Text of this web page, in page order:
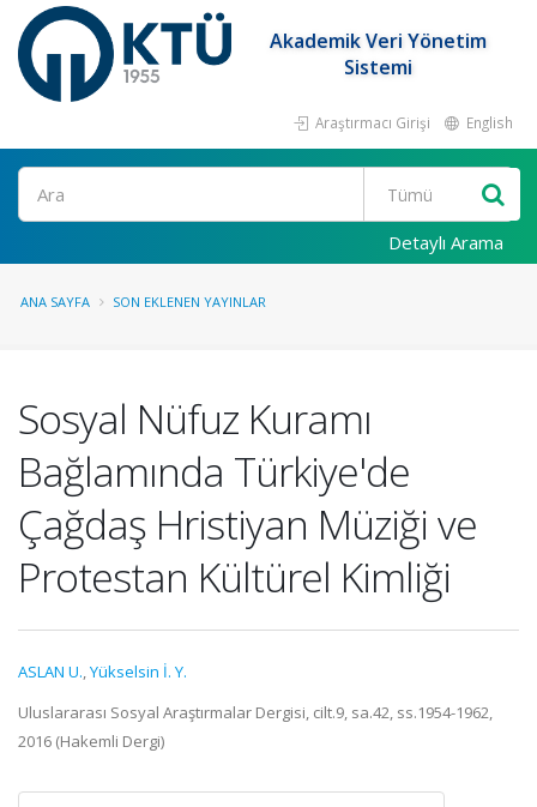
Akademik Veri Yönetim
Sistemi
Araştırmacı Girişi English
Ara
Detaylı Arama
ANA SAYFA SON EKLENEN YAYINLAR
Sosyal Nüfuz Kuramı
Bağlamında Türkiye'de
Çağdaş Hristiyan Müziği ve
Protestan Kültürel Kimliği
ASLAN U.,Yükselsin İ. Y.
Uluslararası Sosyal Araştırmalar Dergisi, cilt.9, sa.42, ss.1954-1962,
2016 (Hakemli Dergi)